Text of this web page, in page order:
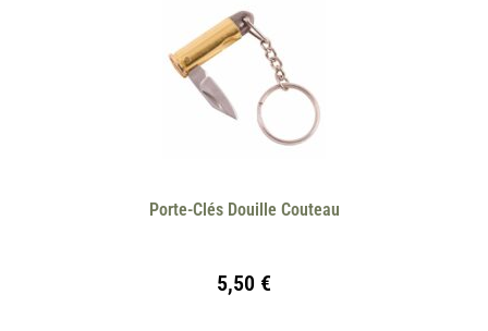
Porte-Clés Douille Couteau
5,50 €